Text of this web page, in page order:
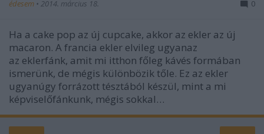
édesem • 2014. március 18. 0
Ha a cake pop az új cupcake, akkor az ekler az új
macaron. A francia ekler elvileg ugyanaz
az eklerfánk, amit mi itthon főleg kávés formában
ismerünk, de mégis különbözik tőle. Ez az ekler
ugyanúgy forrázott tésztából készül, mint a mi
képviselőfánkunk, mégis sokkal…